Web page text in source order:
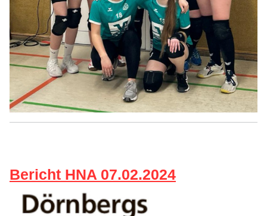
Bericht HNA 07.02.2024